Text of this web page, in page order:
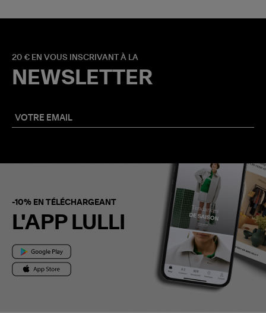
20 € EN VOUS INSCRIVANT À LA
NEWSLETTER
-10% EN TÉLÉCHARGEANT
L'APP LULLI